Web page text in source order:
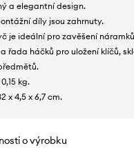
a elegantní design.
díly jsou zahrnuty.
je ideální pro zavěšení
řada háčků pro uložení klíčů,
kg.
x 4,5 x 6,7 cm.
o výrobku